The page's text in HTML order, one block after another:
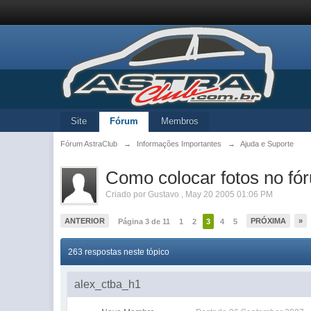
Site Fórum Membros
Fórum AstraClub → Informações Importantes → Ajuda e Suporte
Como colocar fotos no
Criado porGustavo , May 20 2005 01:06 PM
ANTERIOR Página 3 de 11 1 2 3 4 5 PRÓXIMA »
263 respostas neste tópico
alex_ctba_h1